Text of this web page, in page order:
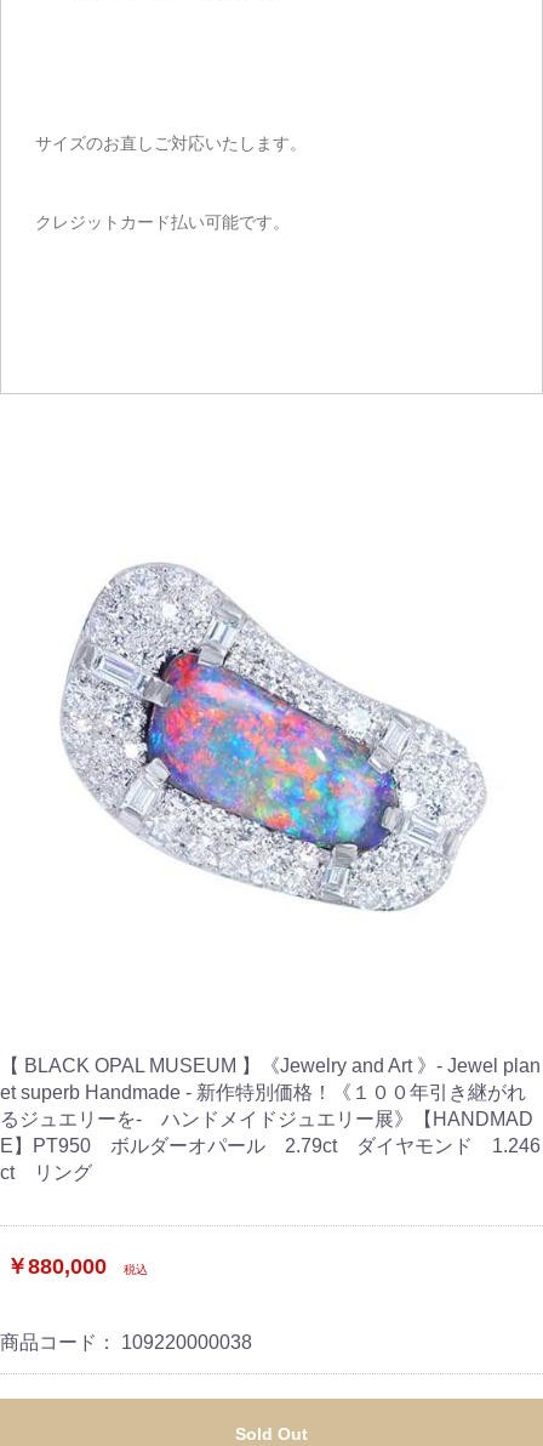
サイズのお直しご対応いたします。
クレジットカード払い可能です。
【 BLACK OPAL MUSEUM 】《Jewelry and Art 》- Jewel plan
et superb Handmade - 新作特別価格！《１００年引き継がれ
るジュエリーを- ハンドメイドジュエリー展》【HANDMAD
E】PT950 ボルダーオパール 2.79ct ダイヤモンド 1.246
ct リング
￥880,000 税込
商品コード： 109220000038
Sold Out